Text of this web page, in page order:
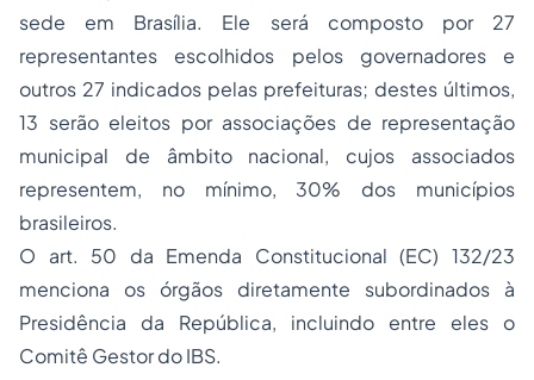
sede em Brasília. Ele será composto por 27
representantes escolhidos pelos governadores e
outros 27 indicados pelas prefeituras; destes últimos,
13 serão eleitos por associações de representação
municipal de âmbito nacional, cujos associados
representem, no mínimo, 30% dos municípios
brasileiros.
O art. 50 da Emenda Constitucional (EC) 132/23
menciona os órgãos diretamente subordinados à
Presidência da República, incluindo entre eles o
Comitê Gestor do IBS.